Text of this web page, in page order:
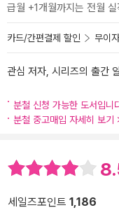
급월 +1개월까지는 전월
카드/간편결제 할인 무이
관심 저자, 시리즈의 출간
분철 신청 가능한 도서입니
분철 중고매입 자세히 보기
세일즈포인트 1,186